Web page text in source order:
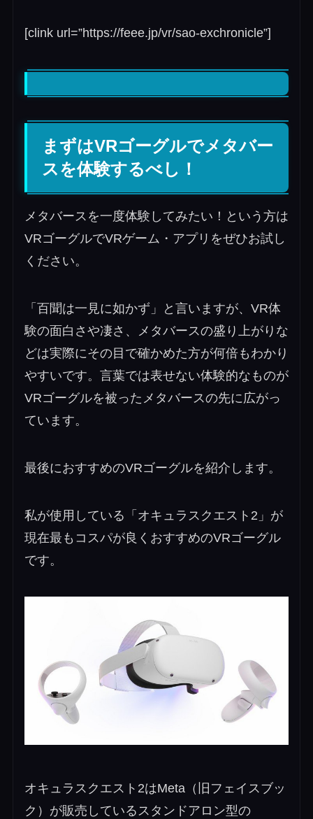
[clink url=”https://feee.jp/vr/sao-exchronicle”]
まずはVRゴーグルでメタバー
スを体験するべし！
メタバースを一度体験してみたい！という方は
VRゴーグルでVRゲーム・アプリをぜひお試し
ください。
「百聞は一見に如かず」と言いますが、VR体
験の面白さや凄さ、メタバースの盛り上がりな
どは実際にその目で確かめた方が何倍もわかり
やすいです。言葉では表せない体験的なものが
VRゴーグルを被ったメタバースの先に広がっ
ています。
最後におすすめのVRゴーグルを紹介します。
私が使用している「オキュラスクエスト2」が
現在最もコスパが良くおすすめのVRゴーグル
です。
オキュラスクエスト2はMeta（旧フェイスブッ
ク）が販売しているスタンドアロン型の